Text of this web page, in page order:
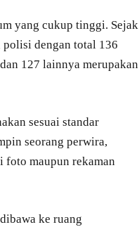
yang cukup tinggi. Sejak
polisi dengan total 136
127 lainnya merupakan
sesuai standar
seorang perwira,
foto maupun rekaman
ke ruang